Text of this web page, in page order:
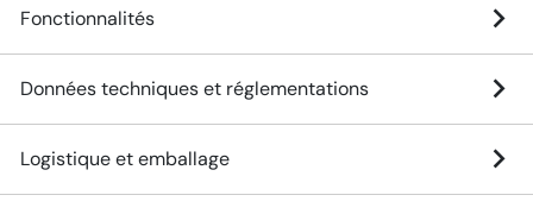
Fonctionnalités
Données techniques et réglementations
Logistique et emballage